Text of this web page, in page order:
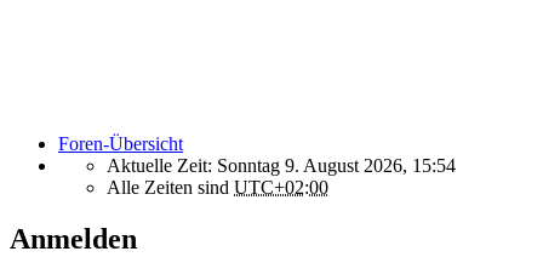
Foren-Übersicht
Aktuelle Zeit: Sonntag 9. August 2026, 15:54
Alle Zeiten sind UTC+02:00
Anmelden